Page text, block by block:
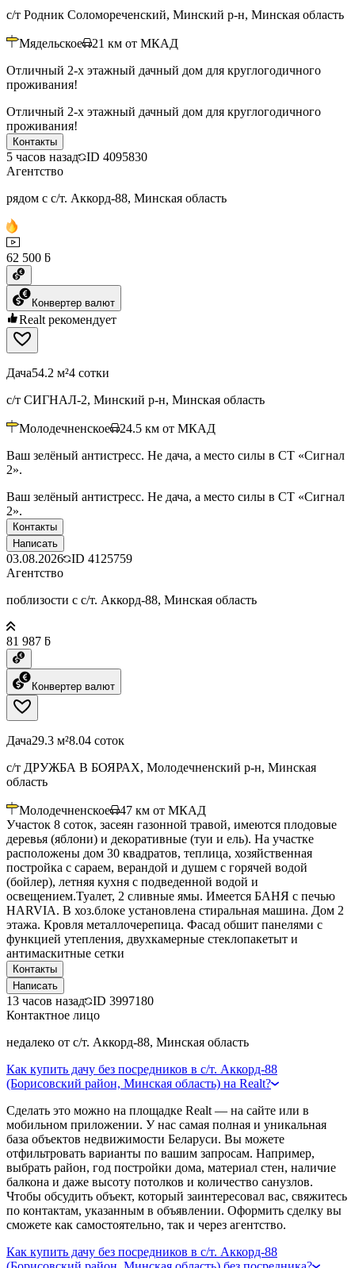
с/т Родник Соломореченский, Минский р-н, Минская область
Мядельское 21 км от МКАД
Отличный 2-х этажный дачный дом для круглогодичного
проживания!
Отличный 2-х этажный дачный дом для круглогодичного
проживания!
Контакты
5 часов назад ID 4095830
Агентство
рядом с с/т. Аккорд-88, Минская область
62 500 ƃ
Конвертер валют
Realt рекомендует
Дача54.2 м²4 сотки
с/т СИГНАЛ-2, Минский р-н, Минская область
Молодечненское 24.5 км от МКАД
Ваш зелёный антистресс. Не дача, а место силы в СТ «Сигнал
2».
Ваш зелёный антистресс. Не дача, а место силы в СТ «Сигнал
2».
Контакты
Написать
03.08.2026 ID 4125759
Агентство
поблизости с с/т. Аккорд-88, Минская область
81 987 ƃ
Конвертер валют
Дача29.3 м²8.04 соток
с/т ДРУЖБА В БОЯРАХ, Молодечненский р-н, Минская
область
Молодечненское 47 км от МКАД
Участок 8 соток, засеян газонной травой, имеются плодовые
деревья (яблони) и декоративные (туи и ель). На участке
расположены дом 30 квадратов, теплица, хозяйственная
постройка с сараем, верандой и душем с горячей водой
(бойлер), летняя кухня с подведенной водой и
освещением.Туалет, 2 сливные ямы. Имеется БАНЯ с печью
HARVIA. В хоз.блоке установлена стиральная машина. Дом 2
этажа. Кровля металлочерепица. Фасад обшит панелями с
функцией утепления, двухкамерные стеклопакетыт и
антимаскитные сетки
Контакты
Написать
13 часов назад ID 3997180
Контактное лицо
недалеко от с/т. Аккорд-88, Минская область
Как купить дачу без посредников в с/т. Аккорд-88
(Борисовский район, Минская область) на Realt?
Сделать это можно на площадке Realt — на сайте или в
мобильном приложении. У нас самая полная и уникальная
база объектов недвижимости Беларуси. Вы можете
отфильтровать варианты по вашим запросам. Например,
выбрать район, год постройки дома, материал стен, наличие
балкона и даже высоту потолков и количество санузлов.
Чтобы обсудить объект, который заинтересовал вас, свяжитесь
по контактам, указанным в объявлении. Оформить сделку вы
сможете как самостоятельно, так и через агентство.
Как купить дачу без посредников в с/т. Аккорд-88